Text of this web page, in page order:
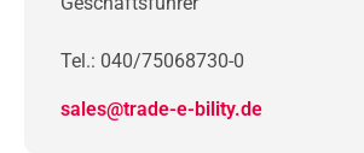
Tel.: 040/75068730-0
sales@trade-e-bility.de